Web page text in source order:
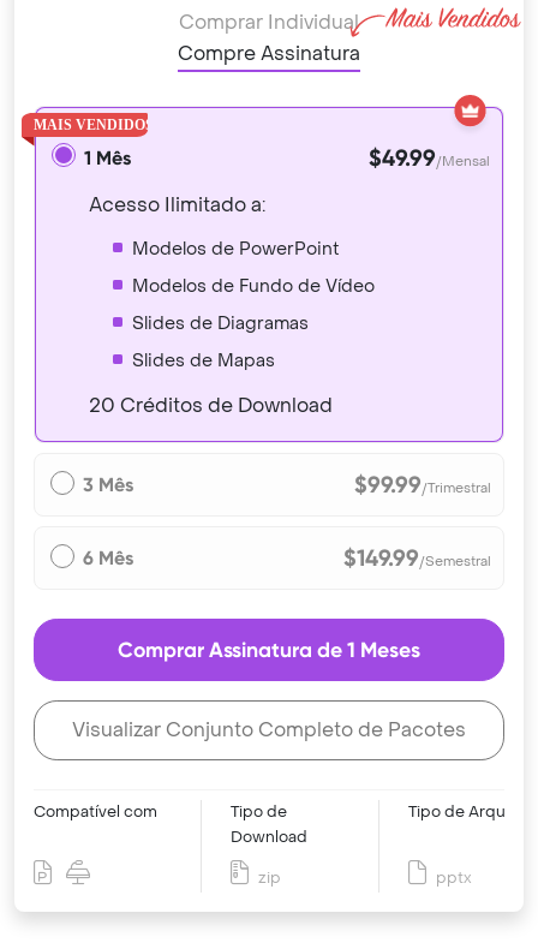
Comprar Individual
Compre Assinatura
1 Mês $49.99/Mensal
Acesso Ilimitado a:
Modelos de PowerPoint
Modelos de Fundo de Vídeo
Slides de Diagramas
Slides de Mapas
20 Créditos de Download
3 Mês $99.99/Trimestral
6 Mês $149.99/Semestral
Comprar Assinatura de 1 Meses
Visualizar Conjunto Completo de Pacotes
Compatível com
Tipo de
Download
zip
Tipo de Arquivo
pptx